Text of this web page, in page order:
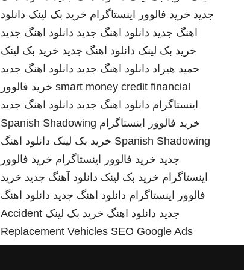
جدید خرید فالوور اینستاگرام خرید بک لینک دانلود
اهنگ جدید دانلود اهنگ جدید دانلود اهنگ جدید
خرید بک لینک دانلود اهنگ جدید خرید بک لینک
حمید هیراد دانلود اهنگ جدید دانلود اهنگ جدید
smart money credit financial خرید فالوور
اینستاگرام دانلود اهنگ جدید دانلود اهنگ جدید
خرید فالوور اینستاگرام Spanish Shadowing
Spanish Shadowing خرید بک لینک دانلود اهنگ
جدید خرید فالوور اینستاگرام خرید فالوور
اینستاگرام خرید بک لینک دانلود آهنگ جدید خرید
فالوور اینستاگرام دانلود اهنگ جدید دانلود اهنگ
جدید دانلود اهنگ خرید بک لینک Accident
Replacement Vehicles SEO Google Ads